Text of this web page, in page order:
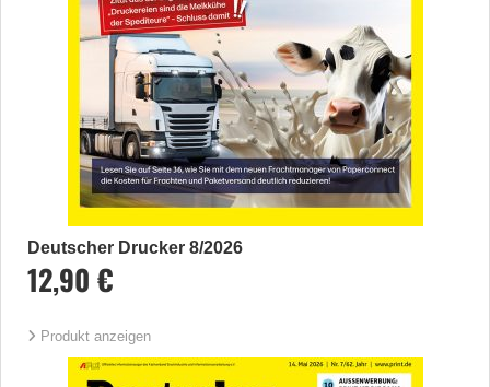
Deutscher Drucker 8/2026
12,90 €
Produkt anzeigen